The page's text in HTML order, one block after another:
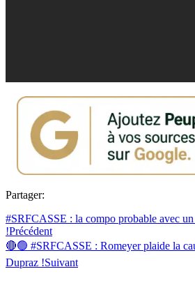
Partager:
#SRFCASSE : la compo probable avec un
!Précédent
🔴🟢 #SRFCASSE : Romeyer plaide la
Dupraz !Suivant